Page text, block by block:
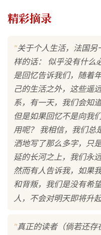
精彩摘录
"关于个人生活，法国
样的话： 似乎没有什么
是回忆告诉我们，随着
己的生活之外，这些遥
系，有一天，我们会知
但是如果回忆不是向我
用呢？ 我相信，我们总
洒地写了那么多字，只
延的长河之上，我们永
然而有人告诉我，如果
和背叛，我们是没有希
人，不会对明天即将升
"真正的读者（倘若还存